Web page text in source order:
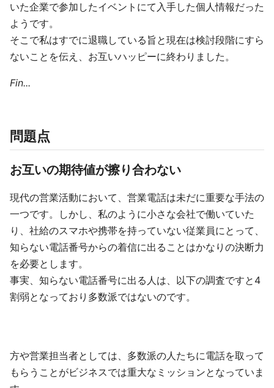
いた企業で参加したイベントにて入手した個人情報だった
ようです。
そこで私はすでに退職している旨と現在は検討段階にすら
ないことを伝え、お互いハッピーに終わりました。
Fin...
問題点
お互いの期待値が擦り合わない
現代の営業活動において、営業電話は未だに重要な手法の
一つです。しかし、私のように小さな会社で働いていた
り、社給のスマホや携帯を持っていない従業員にとって、
知らない電話番号からの着信に出ることはかなりの決断力
を必要とします。
事実、知らない電話番号に出る人は、以下の調査ですと4
割弱となっており多数派ではないのです。
方や営業担当者としては、多数派の人たちに電話を取って
もらうことがビジネスでは重大なミッションとなっていま